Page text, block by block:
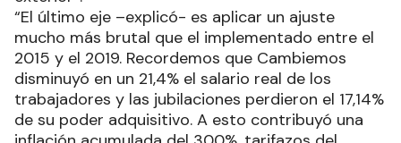
“El último eje –explicó- es aplicar un ajuste
mucho más brutal que el implementado entre el
2015 y el 2019. Recordemos que Cambiemos
disminuyó en un 21,4% el salario real de los
trabajadores y las jubilaciones perdieron el 17,14%
de su poder adquisitivo. A esto contribuyó una